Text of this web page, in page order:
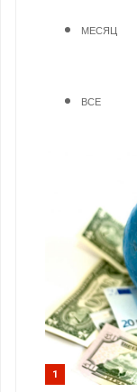
МЕСЯЦ
ВСЕ
1